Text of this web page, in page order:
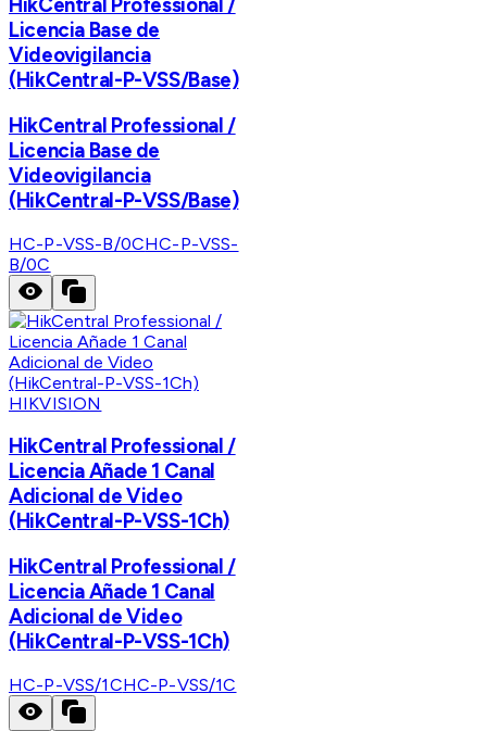
HikCentral Professional /
Licencia Base de
Videovigilancia
(HikCentral-P-VSS/Base)
HikCentral Professional /
Licencia Base de
Videovigilancia
(HikCentral-P-VSS/Base)
HC-P-VSS-B/0CHC-P-VSS-
B/0C
HIKVISION
HikCentral Professional /
Licencia Añade 1 Canal
Adicional de Video
(HikCentral-P-VSS-1Ch)
HikCentral Professional /
Licencia Añade 1 Canal
Adicional de Video
(HikCentral-P-VSS-1Ch)
HC-P-VSS/1CHC-P-VSS/1C